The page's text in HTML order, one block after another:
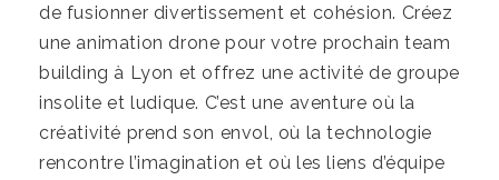
de fusionner divertissement et cohésion. Créez
une animation drone pour votre prochain team
building à Lyon et offrez une activité de groupe
insolite et ludique. C’est une aventure où la
créativité prend son envol, où la technologie
rencontre l’imagination et où les liens d’équipe